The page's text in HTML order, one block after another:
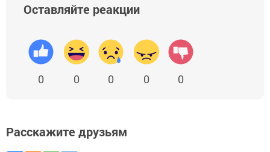
Оставляйте реакции
0 0 0 0 0
Расскажите друзьям